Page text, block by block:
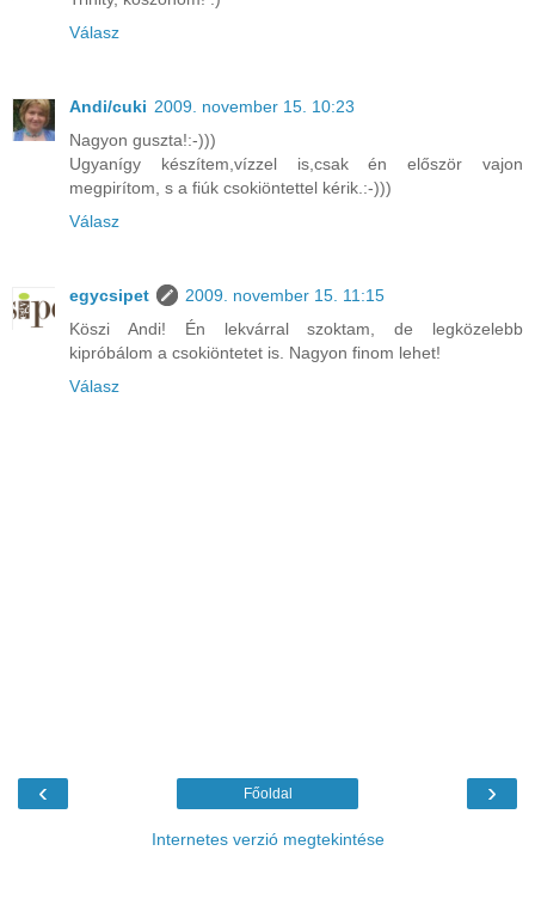
Válasz
Andi/cuki 2009. november 15. 10:23
Nagyon guszta!:-)))
Ugyanígy készítem,vízzel is,csak én először vajon
megpirítom, s a fiúk csokiöntettel kérik.:-)))
Válasz
egycsipet
2009. november 15. 11:15
Köszi Andi! Én lekvárral szoktam, de legközelebb
kipróbálom a csokiöntetet is. Nagyon finom lehet!
Válasz
‹ ›
Főoldal
Internetes verzió megtekintése